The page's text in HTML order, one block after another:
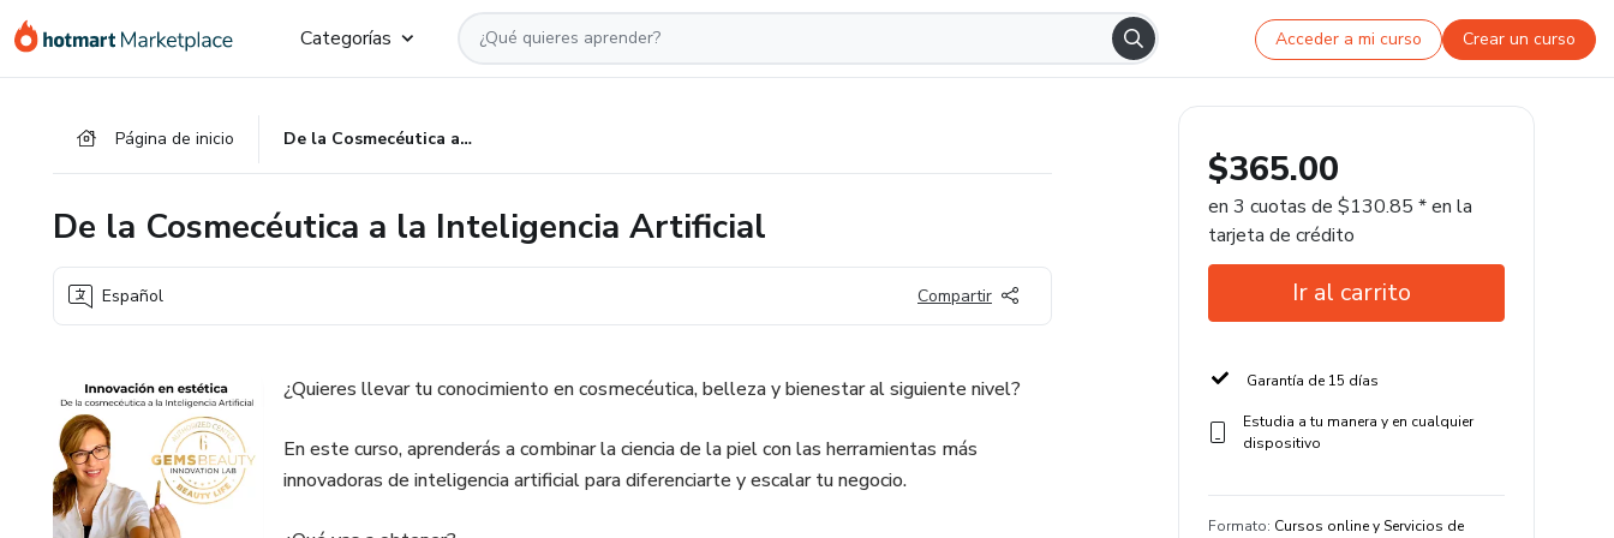
Categorías Acceder a mi curso Crear un curso
Página de inicio De la Cosmecéutica a la Inteligencia Artificial
De la Cosmecéutica a la Inteligencia Artificial
Español Compartir
¿Quieres llevar tu conocimiento en cosmecéutica, belleza y bienestar al siguiente nivel?
En este curso, aprenderás a combinar la ciencia de la piel con las herramientas más
innovadoras de inteligencia artificial para diferenciarte y escalar tu negocio.
$365.00
en 3 cuotas de $130.85 * en la
tarjeta de crédito
Ir al carrito
Garantía de 15 días
Estudia a tu manera y en cualquier
dispositivo
Formato: Cursos online y Servicios de